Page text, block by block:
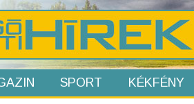
SPORT KÉKFÉNY